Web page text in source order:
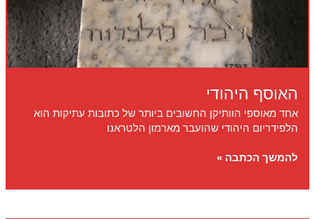
האוסף היהודי
אחד מאוספי הוותיקן החשובים ביותר של כתובות עתיקות הוא
הלפידריום היהודי שהועבר מארמון הלטראנו
האוסף
להמשך הכתבה »